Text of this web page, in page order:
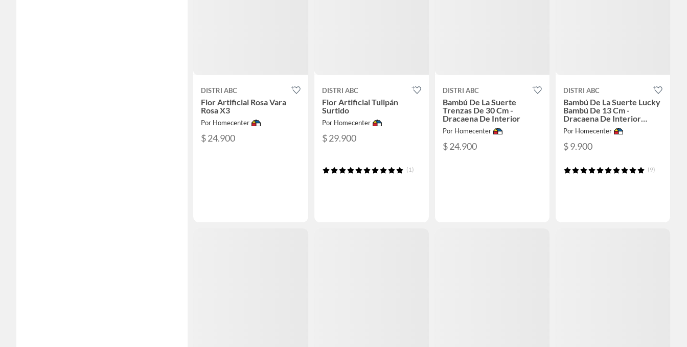
DISTRI ABC
Flor Artificial Rosa Vara
Rosa X3
Por Homecenter
$ 24.900
DISTRI ABC
Flor Artificial Tulipán
Surtido
Por Homecenter
$ 29.900
(1)
DISTRI ABC
Bambú De La Suerte
Trenzas De 30 Cm -
Dracaena De Interior
Por Homecenter
$ 24.900
DISTRI ABC
Bambú De La Suerte Lucky
Bambú De 13 Cm -
Dracaena De Interior
Diámetro 6 Cm X 2
Unidades
Por Homecenter
$ 9.900
(9)